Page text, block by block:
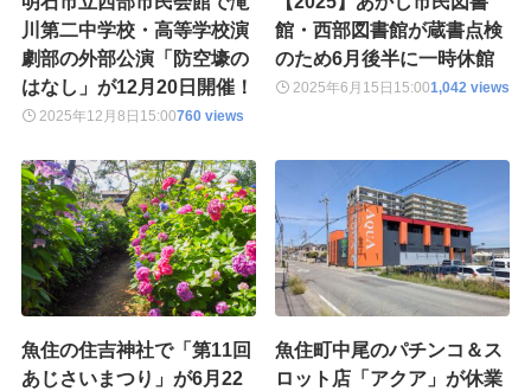
川第二中学校・高等学校演
劇部の外部公演「防空壕の
はなし」が12月20日開催！
2025年12月8日 15:00760 views
館・西部図書館が蔵書点検
のため6月後半に一時休館
2025年6月15日 15:001,042 views
魚住の住吉神社で「第11回
あじさいまつり」が6月22
魚住町中尾のパチンコ＆ス
ロット店「アクア」が休業